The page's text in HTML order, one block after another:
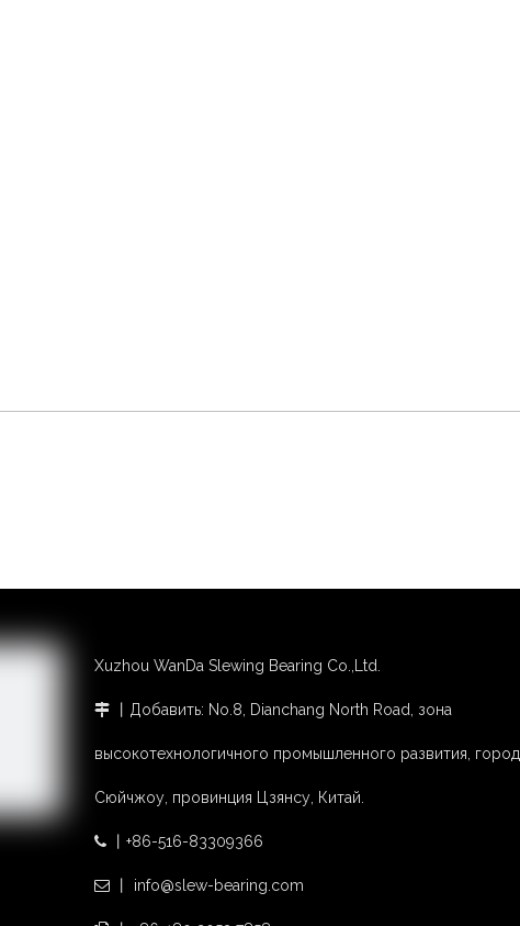
Xuzhou WanDa Slewing Bearing Co.,Ltd.
 丨Добавить: No.8, Dianchang North Road, зона
высокотехнологичного промышленного развития, город
Сюйчжоу, провинция Цзянсу, Китай.
 丨+86-516-83309366
 丨 info@slew-bearing.com